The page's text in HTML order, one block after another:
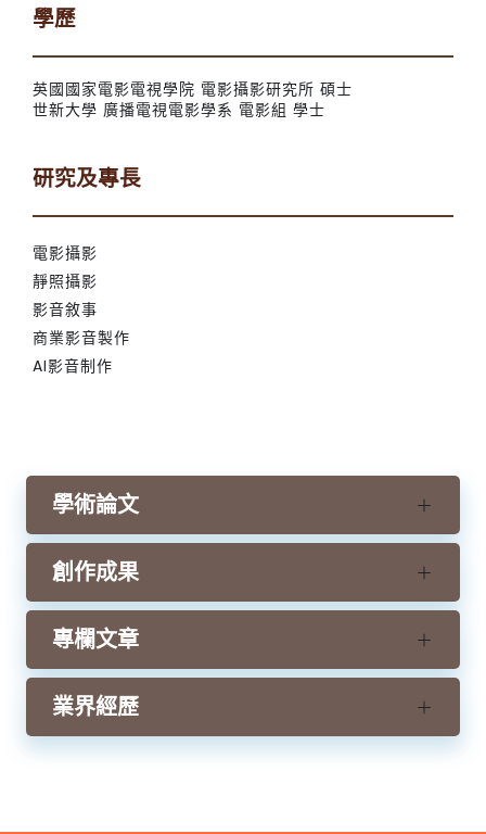
學歷
英國國家電影電視學院 電影攝影研究所 碩士
世新大學 廣播電視電影學系 電影組 學士
研究及專長
電影攝影
靜照攝影
影音敘事
商業影音製作
AI影音制作
學術論文
創作成果
專欄文章
業界經歷